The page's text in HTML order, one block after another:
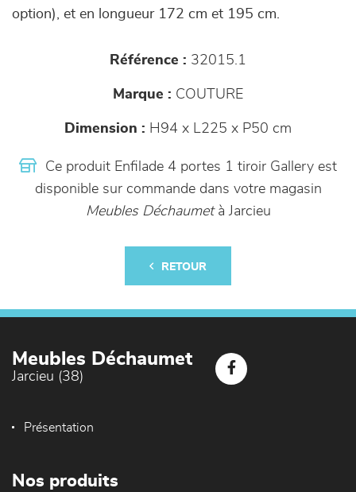
option), et en longueur 172 cm et 195 cm.
Référence : 32015.1
Marque : COUTURE
Dimension : H94 x L225 x P50 cm
Ce produit Enfilade 4 portes 1 tiroir Gallery est
disponible sur commande dans votre magasin
Meubles Déchaumetà Jarcieu
RETOUR
Meubles Déchaumet
Jarcieu (38)
Présentation
Nos produits